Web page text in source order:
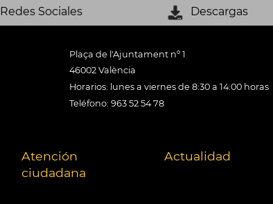
Redes Sociales Descargas
Plaça de l'Ajuntament nº 1
46002 València
Horarios: lunes a viernes de 8:30 a 14:00 horas
Teléfono: 963 52 54 78
Atención
ciudadana
Actualidad